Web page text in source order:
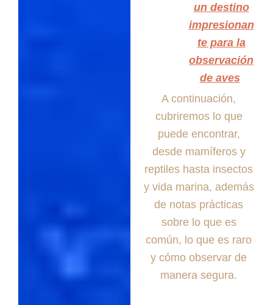
un destino
impresionan
te para la
observación
de aves
A continuación,
cubriremos lo que
puede encontrar,
desde mamíferos y
reptiles hasta insectos
y vida marina, además
de notas prácticas
sobre lo que es
común, lo que es raro
y cómo observar de
manera segura.